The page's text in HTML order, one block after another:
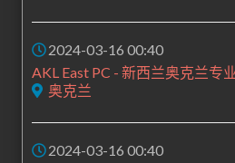
2024-03-16 00:40
AKL East PC - 新西兰奥克兰专
奥克兰
2024-03-16 00:40